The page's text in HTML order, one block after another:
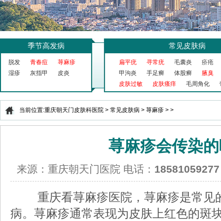
季节高发病
脱发 青春痘
荨麻疹
湿疹
灰指甲 皮炎
常见皮肤病
扁平疣 寻常疣 毛囊炎
疥疮
甲沟炎
手足癣 体股癣
腋臭
皮肤过敏
皮肤瘙痒 毛周角化
当前位置:重庆朝天门皮肤科医院 > 常见皮肤病 > 荨麻疹 > >
荨麻疹会传染
来源：重庆朝天门医院 电话： 18581059277
重庆看荨麻疹医院，荨麻疹是常见
病。荨麻疹通常表现为皮肤上红色的斑